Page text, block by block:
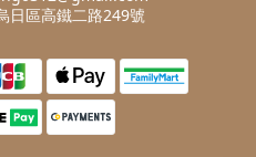
日區高鐵二路249號